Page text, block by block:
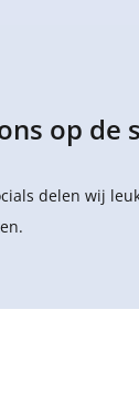
op de
delen wij